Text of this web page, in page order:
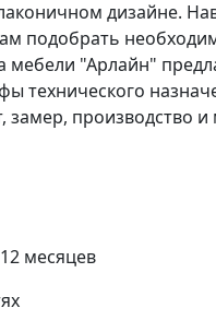
дизайне.
подобрать
"Арлайн"
технического
замер, производство
месяцев